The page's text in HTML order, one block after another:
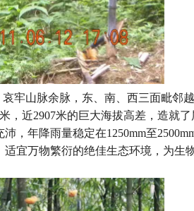
牢山脉余脉，东、南、西三面毗邻越
，近2907米的巨大海拔高差，造就了
，年降雨量稳定在1250mm至
宜万物繁衍的绝佳生态环境，为生